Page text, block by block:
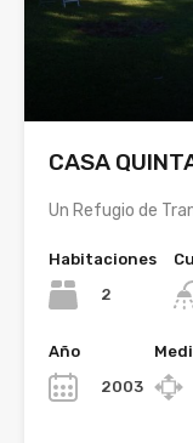
CASA
Un Refugio de
Habitaciones
2
Año
2003